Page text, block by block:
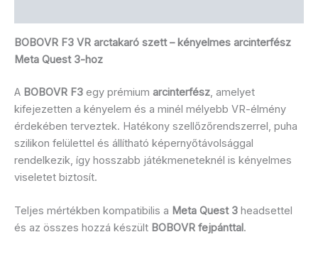
BOBOVR F3 VR arctakaró szett – kényelmes arcinterfész
Meta Quest 3-hoz
A BOBOVR F3 egy prémium arcinterfész , amelyet
kifejezetten a kényelem és a minél mélyebb VR-élmény
érdekében terveztek. Hatékony szellőzőrendszerrel, puha
szilikon felülettel és állítható képernyőtávolsággal
rendelkezik, így hosszabb játékmeneteknél is kényelmes
viseletet biztosít.
Teljes mértékben kompatibilis a Meta Quest 3 headsettel
és az összes hozzá készült BOBOVR fejpánttal.